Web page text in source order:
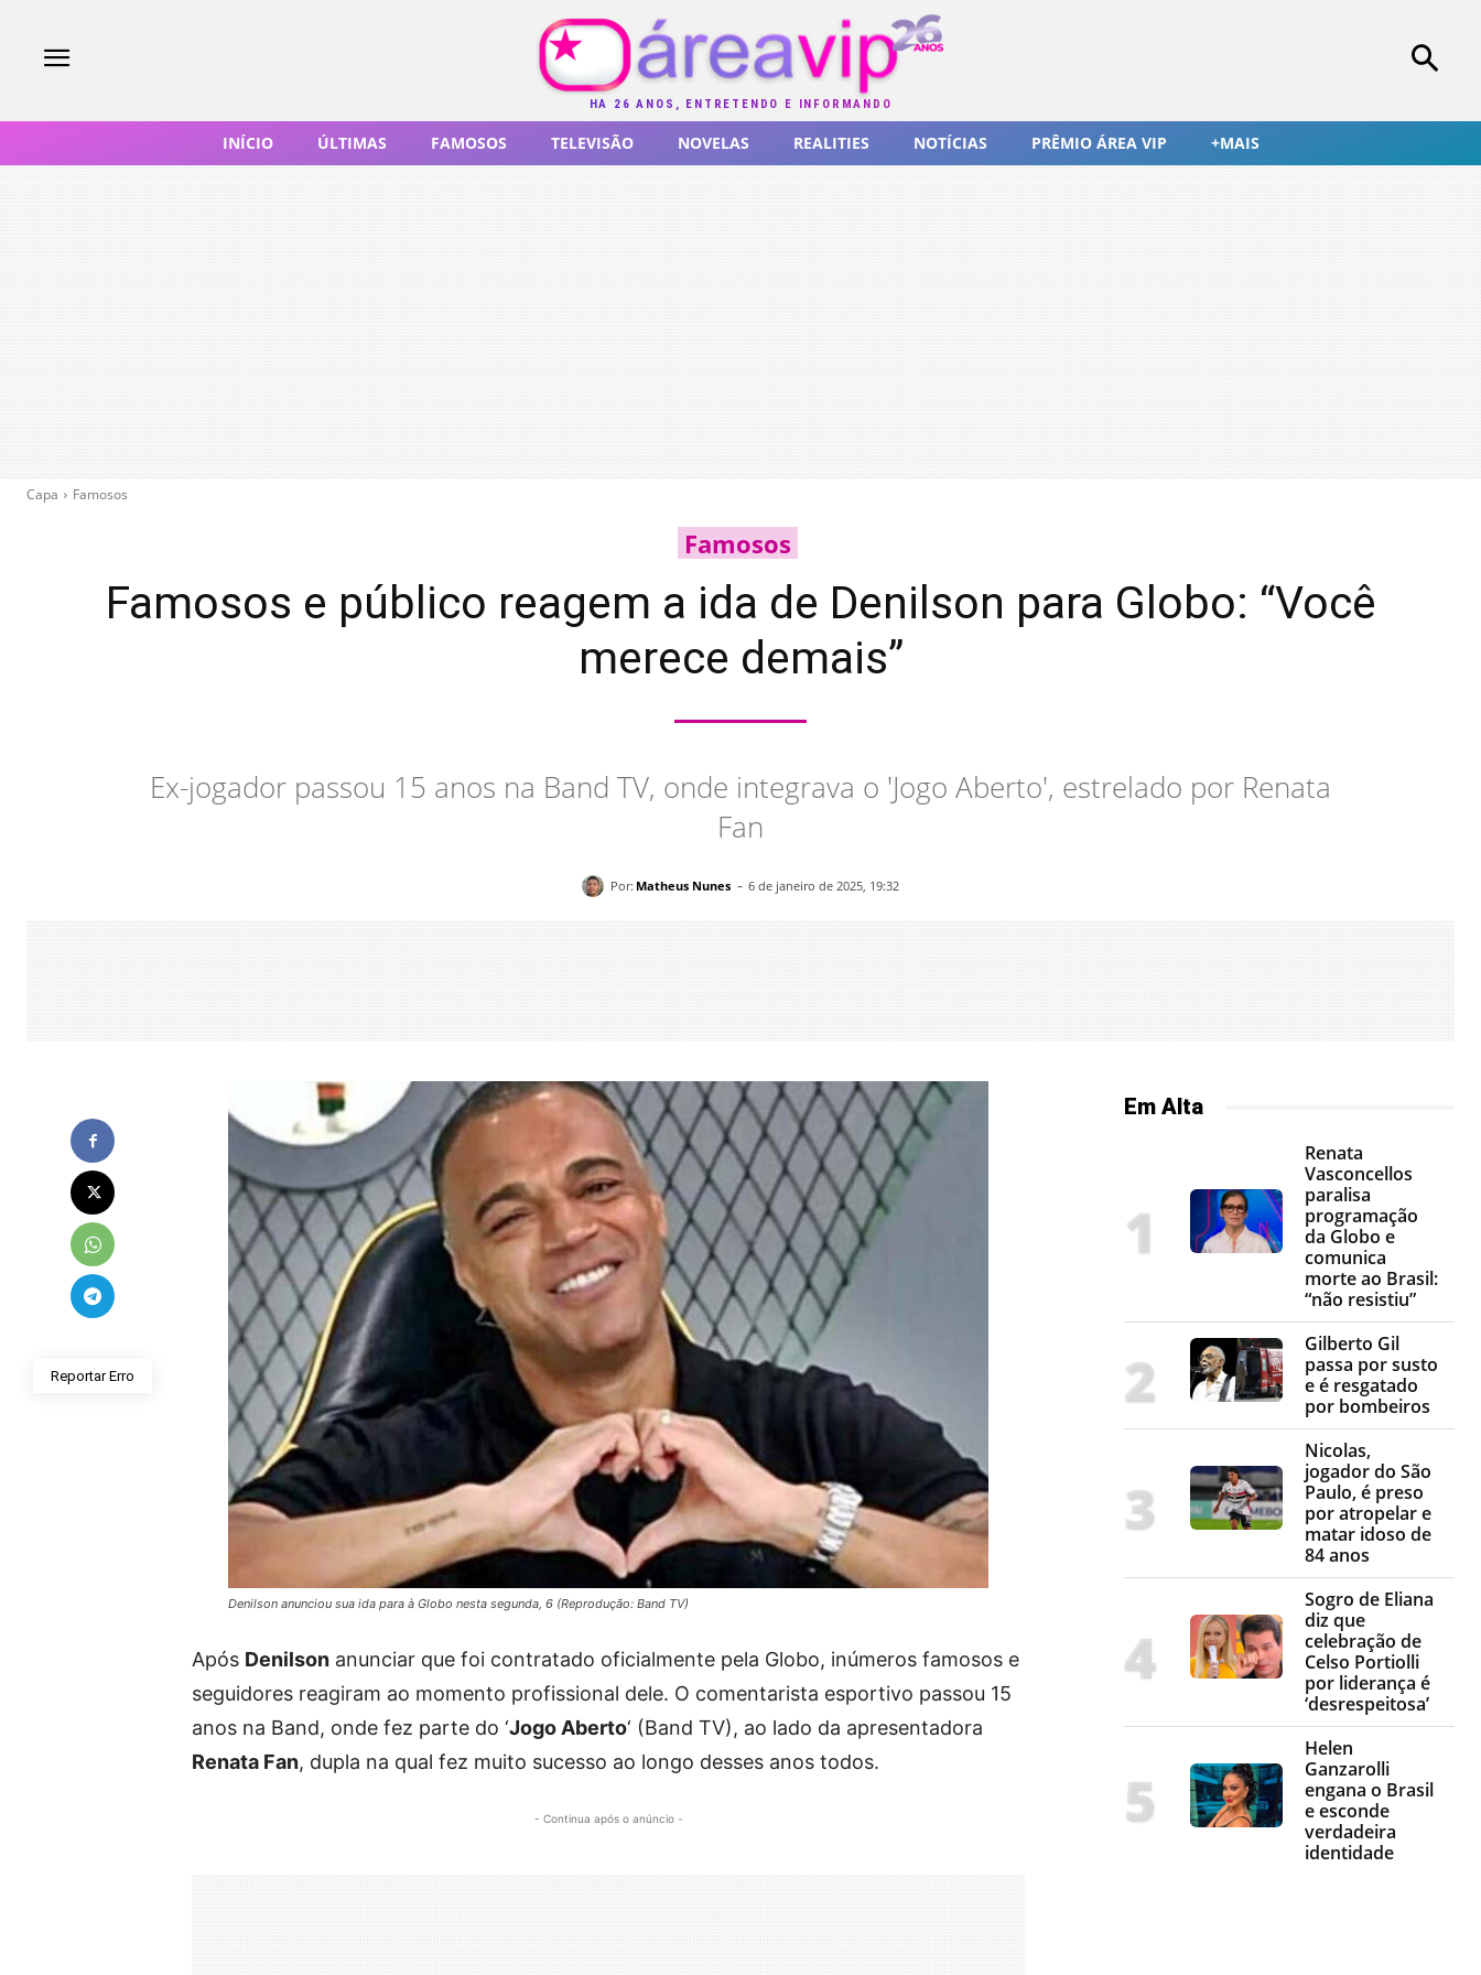
HÁ 26 ANOS, ENTRETENDO E INFORMANDO
INÍCIO ÚLTIMAS FAMOSOS TELEVISÃO NOVELAS REALITIES NOTÍCIAS PRÊMIO ÁREA VIP +MAIS
Capa Famosos
Famosos
Famosos e público reagem a ida de Denilson para Globo: “Você
merece demais”
Ex-jogador passou 15 anos na Band TV, onde integrava o 'Jogo Aberto', estrelado por Renata
Fan
Por: Matheus Nunes - 6 de janeiro de 2025, 19:32
Reportar Erro
Denilson anunciou sua ida para à Globo nesta segunda, 6 (Reprodução: Band TV)
Após Denilson anunciar que foi contratado oficialmente pela Globo, inúmeros famosos e
seguidores reagiram ao momento profissional dele. O comentarista esportivo passou 15
anos na Band, onde fez parte do ‘Jogo Aberto‘ (Band TV), ao lado da apresentadora
Renata Fan, dupla na qual fez muito sucesso ao longo desses anos todos.
- Continua após o anúncio -
Em Alta
Renata
Vasconcellos
paralisa
programação
da Globo e
comunica
morte ao Brasil:
“não resistiu”
Gilberto Gil
passa por susto
e é resgatado
por bombeiros
Nicolas,
jogador do São
Paulo, é preso
por atropelar e
matar idoso de
84 anos
Sogro de Eliana
diz que
celebração de
Celso Portiolli
por liderança é
‘desrespeitosa’
Helen
Ganzarolli
engana o Brasil
e esconde
verdadeira
identidade